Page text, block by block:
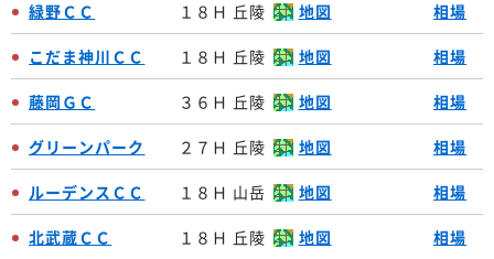
緑野ＣＣ １８Ｈ 丘陵 地図 相場
こだま神川ＣＣ １８Ｈ 丘陵 地図 相場
藤岡ＧＣ ３６Ｈ 丘陵 地図 相場
グリーンパーク ２７Ｈ 丘陵 地図 相場
ルーデンスＣＣ １８Ｈ 山岳 地図 相場
北武蔵ＣＣ １８Ｈ 丘陵 地図 相場